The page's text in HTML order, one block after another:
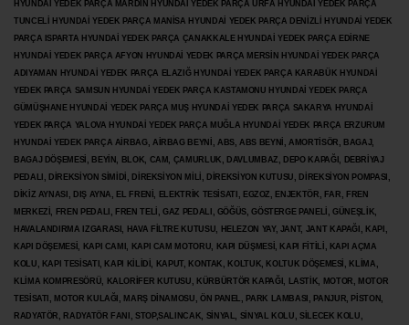
HYUNDAİ YEDEK PARÇA MARDİN HYUNDAİ YEDEK PARÇA URFA HYUNDAİ YEDEK PARÇA
TUNCELİ HYUNDAİ YEDEK PARÇA MANİSA HYUNDAİ YEDEK PARÇA DENİZLİ HYUNDAİ YEDEK
PARÇA ISPARTA HYUNDAİ YEDEK PARÇA ÇANAKKALE HYUNDAİ YEDEK PARÇA EDİRNE
HYUNDAİ YEDEK PARÇA AFYON HYUNDAİ YEDEK PARÇA MERSİN HYUNDAİ YEDEK PARÇA
ADIYAMAN HYUNDAİ YEDEK PARÇA ELAZIĞ HYUNDAİ YEDEK PARÇA KARABÜK HYUNDAİ
YEDEK PARÇA SAMSUN HYUNDAİ YEDEK PARÇA KASTAMONU HYUNDAİ YEDEK PARÇA
GÜMÜŞHANE HYUNDAİ YEDEK PARÇA MUŞ HYUNDAİ YEDEK PARÇA SAKARYA HYUNDAİ
YEDEK PARÇA YALOVA HYUNDAİ YEDEK PARÇA MUĞLA HYUNDAİ YEDEK PARÇA ERZURUM
HYUNDAİ YEDEK PARÇA AİRBAG, AİRBAG BEYNİ, ABS, ABS BEYNİ, AMORTİSÖR, BAGAJ,
BAGAJ DÖŞEMESİ, BEYİN, BLOK, CAM, ÇAMURLUK, DAVLUMBAZ, DEPO KAPAĞI, DEBRİYAJ
PEDALI, DİREKSİYON SİMİDİ, DİREKSİYON MİLİ, DİREKSİYON KUTUSU, DİREKSİYON POMPASI,
DİKİZ AYNASI, DIŞ AYNA, EL FRENİ, ELEKTRİK TESİSATI, EGZOZ, ENJEKTÖR, FAR, FREN
MERKEZİ, FREN PEDALI, FREN TELİ, GAZ PEDALI, GÖĞÜS, GÖSTERGE PANELİ, GÜNEŞLİK,
HAVALANDIRMA IZGARASI, HAVA FİLTRE KUTUSU, HELEZON YAY, JANT, JANT KAPAĞI, KAPI,
KAPI DÖŞEMESİ, KAPI CAMI, KAPI CAM MOTORU, KAPI DÜŞMESİ, KAPI FİTİLİ, KAPI AÇMA
KOLU, KAPI TESİSATI, KAPI KİLİDİ, KAPUT, KONTAK, KOLTUK, KOLTUK DÖŞEMESİ, KLİMA,
KLİMA KOMPRESÖRÜ, KALORİFER KUTUSU, KÜRBÜRTÖR KAPAĞI, LASTİK, MOTOR, MOTOR
TESİSATI, MOTOR KULAĞI, MARŞ DİNAMOSU, ÖN PANEL, PARK LAMBASI, PANJUR, PİSTON,
RADYATÖR, RADYATÖR FANI, STOP,SALINCAK, SİNYAL, SİNYAL KOLU, SİLECEK KOLU,